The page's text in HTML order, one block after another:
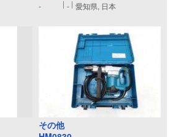
- - 愛知県, 日本
その他